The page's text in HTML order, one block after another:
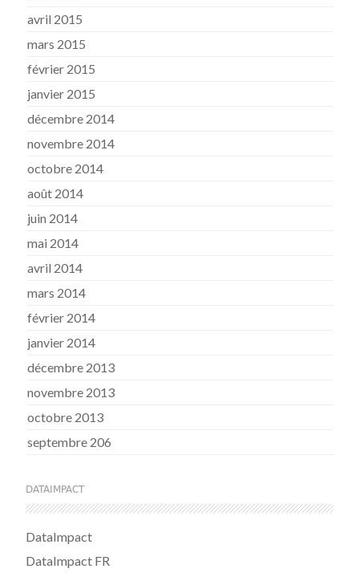
avril 2015
mars 2015
février 2015
janvier 2015
décembre 2014
novembre 2014
octobre 2014
août 2014
juin 2014
mai 2014
avril 2014
mars 2014
février 2014
janvier 2014
décembre 2013
novembre 2013
octobre 2013
septembre 206
DATAIMPACT
DataImpact
DataImpact FR